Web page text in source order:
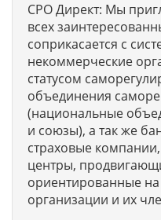
СРО Директ: Мы
всех
соприкасается с
некоммерческие
статусом
объединения
(национальные
и союзы), а так же
страховые
центры,
ориентированные
организации и их